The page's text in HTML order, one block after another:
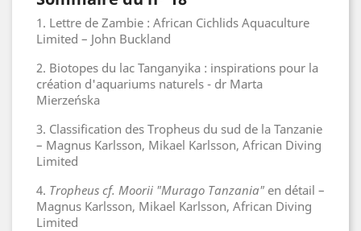
1. Lettre de Zambie : African Cichlids Aquaculture
Limited – John Buckland
2. Biotopes du lac Tanganyika : inspirations pour la
création d'aquariums naturels - dr Marta
Mierzeńska
3. Classification des Tropheus du sud de la Tanzanie
– Magnus Karlsson, Mikael Karlsson, African Diving
Limited
4. Tropheus cf. Moorii "Murago Tanzania" en détail –
Magnus Karlsson, Mikael Karlsson, African Diving
Limited